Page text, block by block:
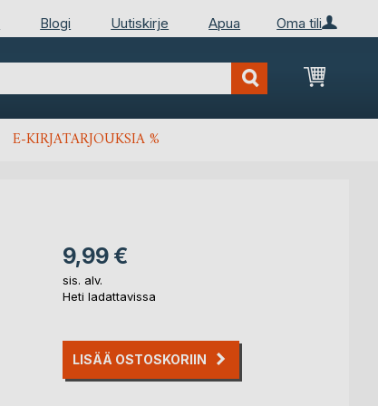
Oma tili
Blogi Uutiskirje Apua
E-KIRJATARJOUKSIA %
9,99 €
sis. alv.
Heti ladattavissa
LISÄÄ OSTOSKORIIN